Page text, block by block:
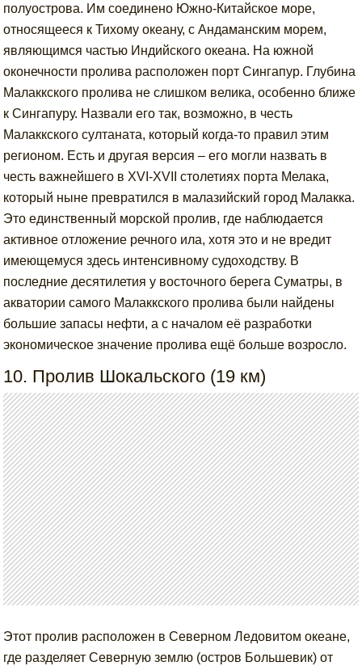
полуострова. Им соединено Южно-Китайское море,
относящееся к Тихому океану, с Андаманским морем,
являющимся частью Индийского океана. На южной
оконечности пролива расположен порт Сингапур. Глубина
Малаккского пролива не слишком велика, особенно ближе
к Сингапуру. Назвали его так, возможно, в честь
Малаккского султаната, который когда-то правил этим
регионом. Есть и другая версия – его могли назвать в
честь важнейшего в XVI-XVII столетиях порта Мелака,
который ныне превратился в малазийский город Малакка.
Это единственный морской пролив, где наблюдается
активное отложение речного ила, хотя это и не вредит
имеющемуся здесь интенсивному судоходству. В
последние десятилетия у восточного берега Суматры, в
акватории самого Малаккского пролива были найдены
большие запасы нефти, а с началом её разработки
экономическое значение пролива ещё больше возросло.
10. Пролив Шокальского (19 км)
Этот пролив расположен в Северном Ледовитом океане,
где разделяет Северную землю (остров Большевик) от